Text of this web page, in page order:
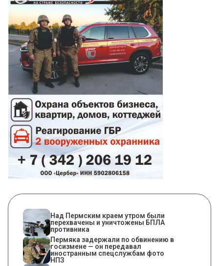
Над Пермским краем утром были
перехвачены и уничтожены БПЛА
противника
Пермяка задержали по обвинению в
госизмене — он передавал
иностранным спецслужбам фото
НПЗ